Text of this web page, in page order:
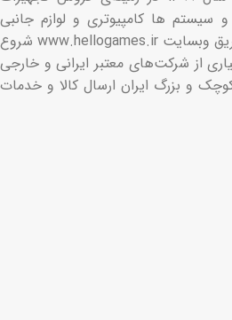
سیستم ها کامپیوتری و لوازم جانبی
مربوطه به صورت آنلاین از طریق وبسایت www.hellogames.ir شروع
از شرکت‌های معتبر ایرانی و خارجی
و بزرگ ایران ارسال کالا و خدمات